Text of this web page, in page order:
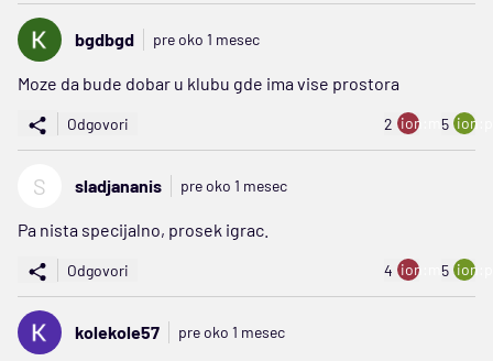
bgdbgd pre oko 1 mesec
Moze da bude dobar u klubu gde ima vise prostora
Odgovori 2 ion:minus
5
S sladjananis pre oko 1 mesec
Pa nista specijalno, prosek igrac.
Odgovori 4 ion:minus
5
kolekole57 pre oko 1 mesec